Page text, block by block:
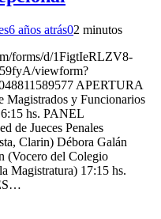
6 años atrás02 minutos
forms/d/1FigtIeRLZV8-
viewform?
APERTURA
Magistrados y Funcionarios
hs. PANEL
de Jueces Penales
Clarin) Débora Galán
(Vocero del Colegio
Magistratura) 17:15 hs.